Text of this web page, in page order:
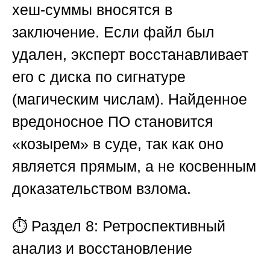
хеш-суммы вносятся в
заключение. Если файл был
удален, эксперт восстанавливает
его с диска по сигнатуре
(магическим числам). Найденное
вредоносное ПО становится
«козырем» в суде, так как оно
является прямым, а не косвенным
доказательством взлома.
⏱️ Раздел 8: Ретроспективный
анализ и восстановление